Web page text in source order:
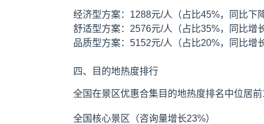
经济型方案：1288元/人（占比45%，同比下
舒适型方案：2576元/人（占比35%，同比增
品质型方案：5152元/人（占比20%，同比增
四、目的地热度排行
全国在景区优惠合集目的地热度排名中位居
全国核心景区（咨询量增长23%）